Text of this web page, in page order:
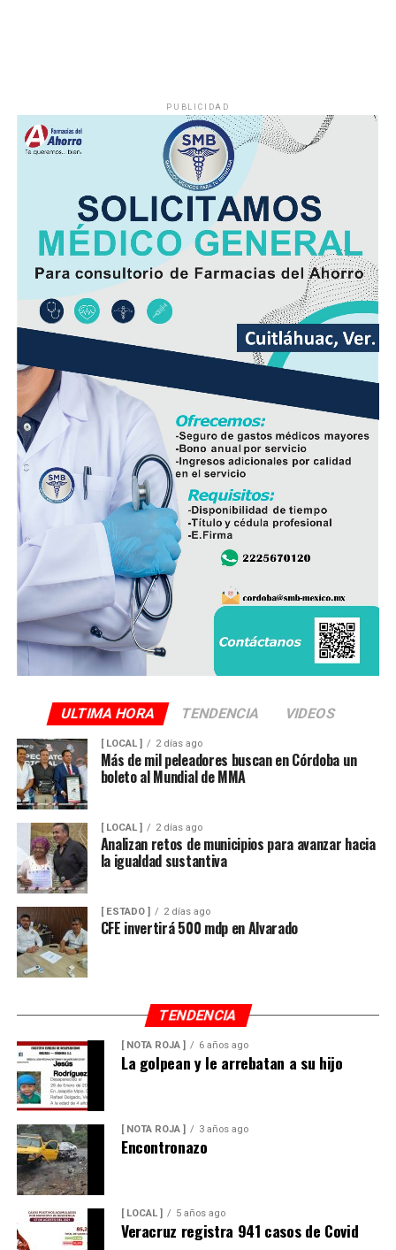
Asimismo, se pronostica la llegada de otra onda tropical
entre viernes y fin de semana.
Finalmente, la SPC de Veracruz recomienda a la
población vigilar el comportamiento de ríos y arroyos
de respuesta rápida y observar su entorno por posibles
derrumbes, deslaves y deslizamiento de laderas.
Además de conducir con precaución por disminución de
la visibilidad y anegamientos urbanos, viento arrachado,
descargas eléctricas y probables granizadas en áreas de
tormenta, entre otros efectos negativos.
PUBLICIDAD
ULTIMA HORA TENDENCIA VIDEOS
[ LOCAL ] 2 días ago
Más de mil peleadores buscan en Córdoba un
boleto al Mundial de MMA
[ LOCAL ] 2 días ago
Analizan retos de municipios para avanzar hacia
la igualdad sustantiva
[ ESTADO ] 2 días ago
CFE invertirá 500 mdp en Alvarado
TENDENCIA
[ NOTA ROJA ] 6 años ago
La golpean y le arrebatan a su hijo
[ NOTA ROJA ] 3 años ago
Encontronazo
[ LOCAL ] 5 años ago
Veracruz registra 941 casos de Covid